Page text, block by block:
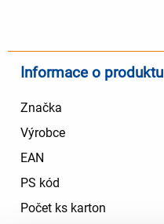
Informace o produktu
Značka
Výrobce
EAN
PS kód
Počet ks karton